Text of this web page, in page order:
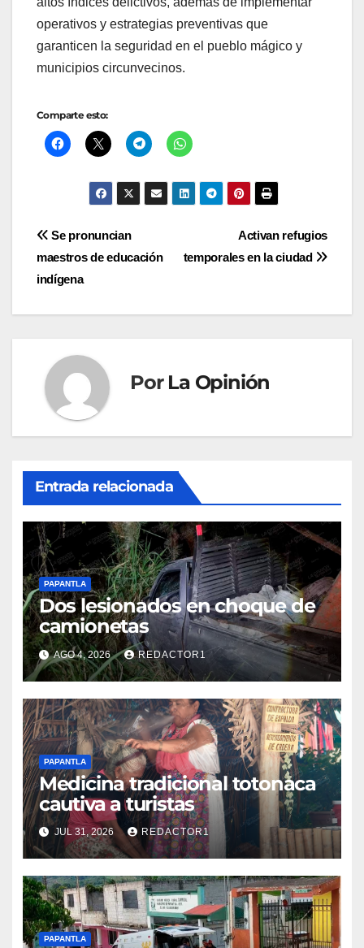
operativos y estrategias preventivas que
garanticen la seguridad en el pueblo mágico y
municipios circunvecinos.
Comparte esto:
Navegación
de
entradas
Activan refugios
temporales en la ciudad
Se pronuncian
maestros de educación
indígena
Por La Opinión
Entrada relacionada
PAPANTLA
Dos lesionados en choque de
camionetas
AGO 4, 2026 REDACTOR1
PAPANTLA
Medicina tradicional totonaca
cautiva a turistas
JUL 31, 2026 REDACTOR1
PAPANTLA